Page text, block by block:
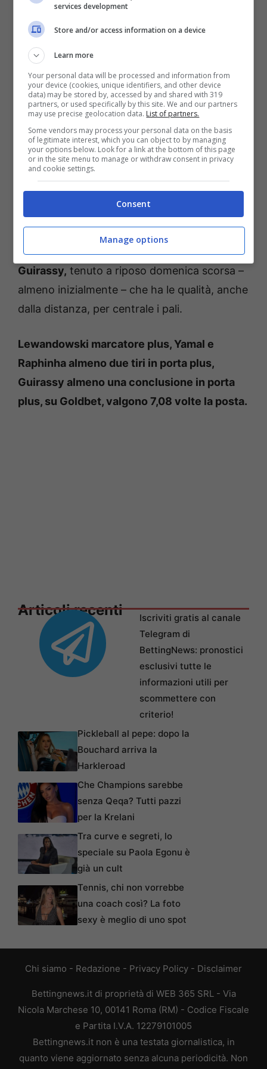
Almeno due tiri nello specchio della porta,
invece, ce li aspettiamo da quell’altro
fenomeno di
indiscussa, siamo certi che ci farà divertire
per moltissimi anni. Lui è uno che si accentra
e cerca la giocata magica da tutte le
posizioni. Sì, almeno due tiri. Un tiro in porta,
rimanendo sempre in tema Barcellona, invece
perRaphinha.Cresciuto in maniera
esponenziale con Flick in panchina, il
brasiliano è diventato anche molto più
concreto sottoporta. Capocannoniere della
Champions attuale, infine, una conclusione
nello specchio la potrebbe pure trovare
Guirassy, tenuto a riposo domenica scorsa –
almeno inizialmente – che ha le qualità, anche
dalla distanza, per centrale i pali.
Lewandowski marcatore plus, Yamal e
Raphinha almeno due tiri in porta plus,
Guirassy almeno una conclusione in porta
plus, su Goldbet, valgono 7,08 volte la posta.
Articoli recenti
Iscriviti gratis al canale
Telegram di
BettingNews: pronostici
esclusivi tutte le
informazioni utili per
scommettere con
criterio!
Pickleball al pepe: dopo la
Bouchard arriva la
Harkleroad
Che Champions sarebbe
senza Qeqa? Tutti pazzi
per la Krelani
Tra curve e segreti, lo
speciale su Paola Egonu è
già un cult
Tennis, chi non vorrebbe
una coach così? La foto
sexy è meglio di uno spot
Chi siamo - Redazione - Privacy Policy - Disclaimer
Bettingnews.it di proprietà di WEB 365 SRL - Via
Nicola Marchese 10, 00141 Roma (RM) - Codice Fiscale
e Partita I.V.A. 12279101005
Bettingnews.it non è una testata giornalistica, in
quanto viene aggiornato senza alcuna periodicità. Non
services development
Store and/or access information on a device
Learn more
Your personal data will be processed and information from
your device (cookies, unique identifiers, and other device
data) may be stored by, accessed by and shared with 319
partners, or used specifically by this site. We and our partners
may use precise geolocation data. List of partners.
Some vendors may process your personal data on the basis
of legitimate interest, which you can object to by managing
your options below. Look for a link at the bottom of this page
or in the site menu to manage or withdraw consent in privacy
and cookie settings.
Consent
Manage options